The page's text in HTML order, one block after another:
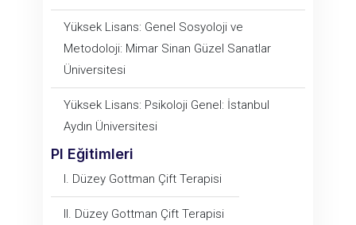
Yüksek Lisans: Genel Sosyoloji ve
Metodoloji: Mimar Sinan Güzel Sanatlar
Üniversitesi
Yüksek Lisans: Psikoloji Genel: İstanbul
Aydın Üniversitesi
PI Eğitimleri
I. Düzey Gottman Çift Terapisi
II. Düzey Gottman Çift Terapisi